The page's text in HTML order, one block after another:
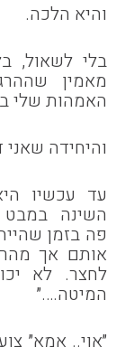
והיא הלכה.
בלי לשאול,
מאמין
האמהות שלי
והיחידה
עד עכשיו
השינה במבט
פה בזמן
אותם אך
לחצר. לא
המיטה….״